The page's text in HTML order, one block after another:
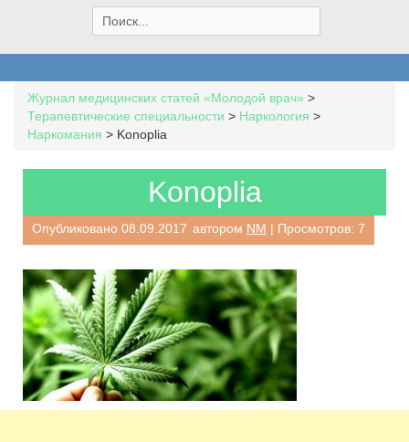
e
a
h
f
o
Журнал медицинских статей «Молодой врач» >
Терапевтические специальности > Наркология >
Наркомания > Konoplia
Konoplia
Опубликовано 08.09.2017 автором NM | Просмотров: 7